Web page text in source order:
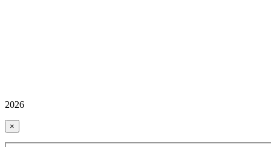
2026
×